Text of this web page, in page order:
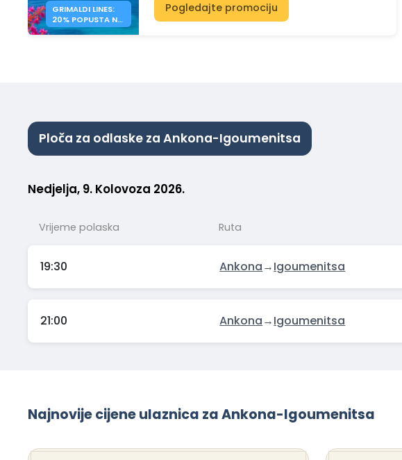
GRIMALDI LINES:
20% POPUSTA NA
TRAJEKTE ITALIJA
Pogledajte promociju
Ploča za odlaske za Ankona-Igoumenitsa
Nedjelja, 9. Kolovoza 2026.
Vrijeme polaska Ruta
19:30 Ankona→Igoumenitsa
21:00 Ankona→Igoumenitsa
Najnovije cijene ulaznica za Ankona-Igoumenitsa